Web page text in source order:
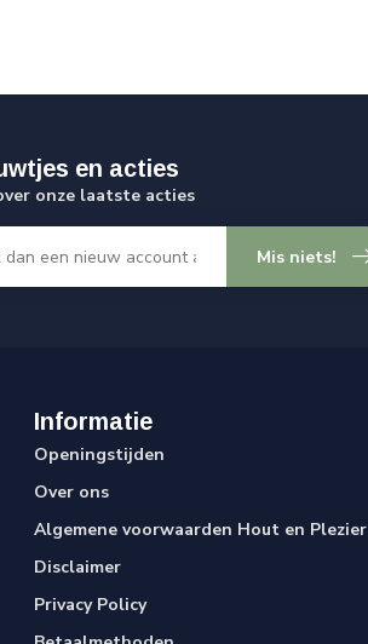
en acties
onze laatste acties
Mis niets!
Informatie
Openingstijden
Over ons
Algemene voorwaarden Hout en Plezier
Disclaimer
Privacy Policy